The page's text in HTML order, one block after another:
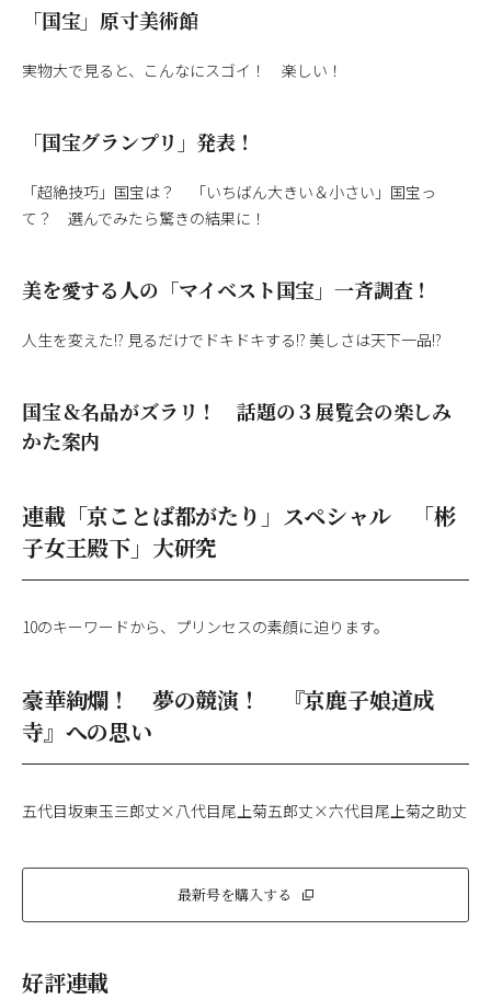
「国宝」原寸美術館
実物大で見ると、こんなにスゴイ！ 楽しい！
「国宝グランプリ」発表！
「超絶技巧」国宝は？ 「いちばん大きい＆小さい」国宝っ
て？ 選んでみたら驚きの結果に！
美を愛する人の「マイベスト国宝」一斉調査！
人生を変えた!? 見るだけでドキドキする!? 美しさは天下一品!?
国宝＆名品がズラリ！ 話題の３展覧会の楽しみ
かた案内
連載「京ことば都がたり」スペシャル 「彬
子女王殿下」大研究
10のキーワードから、プリンセスの素顔に迫ります。
豪華絢爛！ 夢の競演！ 『京鹿子娘道成
寺』への思い
五代目坂東玉三郎丈×八代目尾上菊五郎丈×六代目尾上菊之助丈
最新号を購入する
好評連載